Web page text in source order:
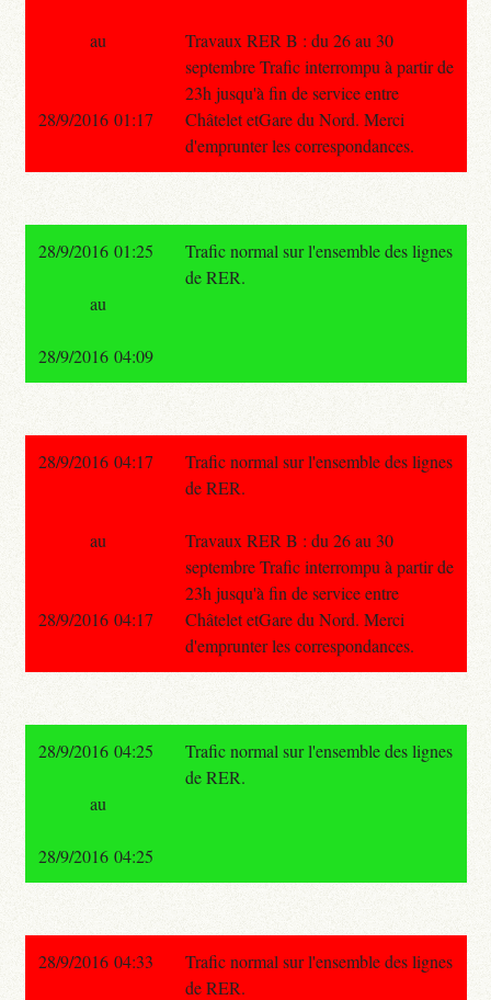
Travaux RER B : du 26 au 30
septembre Trafic interrompu à partir de
23h jusqu'à fin de service entre
Châtelet etGare du Nord. Merci
d'emprunter les correspondances.
au
28/9/2016 01:17
28/9/2016 01:25
Trafic normal sur l'ensemble des lignes
de RER.
au
28/9/2016 04:09
28/9/2016 04:17
Trafic normal sur l'ensemble des lignes
de RER.
Travaux RER B : du 26 au 30
septembre Trafic interrompu à partir de
23h jusqu'à fin de service entre
Châtelet etGare du Nord. Merci
d'emprunter les correspondances.
au
28/9/2016 04:17
28/9/2016 04:25
Trafic normal sur l'ensemble des lignes
de RER.
au
28/9/2016 04:25
28/9/2016 04:33
Trafic normal sur l'ensemble des lignes
de RER.